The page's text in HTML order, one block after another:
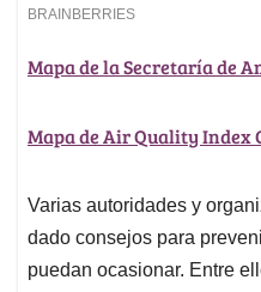
Mapa de la Secretaría de
Mapa de Air Quality Index
Varias autoridades y
dado consejos para
puedan ocasionar. Entre